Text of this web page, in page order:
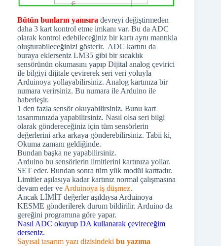
Bütün bunların yanısıra devreyi değiştirmeden
daha 3 kart kontrol etme imkanı var. Bu da ADC
olarak kontrol edebileceğiniz bir kartı aynı mantıkla
oluşturabileceğinizi gösterir. ADC kartını da
buraya eklerseniz LM35 gibi bir sıcaklık
sensörünün okumasını yapıp Dijital analog çevirici
ile bilgiyi dijitale çevirerek seri veri yoluyla
Arduinoya yollayabilirsiniz. Analog kartınıza bir
numara verirsiniz. Bu numara ile Arduino ile
haberleşir.
1 den fazla sensör okuyabilirsiniz. Bunu kart
tasarımınızda yapabilirsiniz. Nasıl olsa seri bilgi
olarak göndereceğiniz için tüm sensörlerin
değerlerini arka arkaya gönderebilirsiniz. Tabii ki,
Okuma zamanı geldiğinde.
Bundan başka ne yapabilirsiniz.
Arduino bu sensörlerin limitlerini kartınıza yollar.
SET eder. Bundan sonra tüm yük modül karttadır.
Limitler aşılasıya kadar kartınız normal çalışmasına
devam eder ve Arduinoya iş düşmez.
Ancak LİMİT değerler aşıldıysa Arduinoya
KESME gönderilerek durum bildirilir. Arduino da
gereğini programına göre yapar.
Nasıl ADC okuyup DA kullanarak çevireceğim
derseniz.
Sayısal tasarım yazı dizisindeki bu yazıma